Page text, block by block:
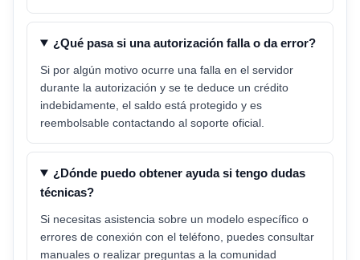
¿Qué pasa si una autorización falla o da error?
Si por algún motivo ocurre una falla en el servidor
durante la autorización y se te deduce un crédito
indebidamente, el saldo está protegido y es
reembolsable contactando al soporte oficial.
¿Dónde puedo obtener ayuda si tengo dudas
técnicas?
Si necesitas asistencia sobre un modelo específico o
errores de conexión con el teléfono, puedes consultar
manuales o realizar preguntas a la comunidad